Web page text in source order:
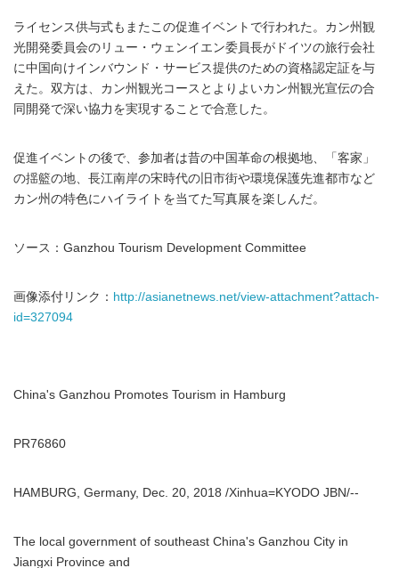
ライセンス供与式もまたこの促進イベントで行われた。カン州観
光開発委員会のリュー・ウェンイエン委員長がドイツの旅行会社
に中国向けインバウンド・サービス提供のための資格認定証を与
えた。双方は、カン州観光コースとよりよいカン州観光宣伝の合
同開発で深い協力を実現することで合意した。
促進イベントの後で、参加者は昔の中国革命の根拠地、「客家」
の揺籃の地、長江南岸の宋時代の旧市街や環境保護先進都市など
カン州の特色にハイライトを当てた写真展を楽しんだ。
ソース：Ganzhou Tourism Development Committee
画像添付リンク： http://asianetnews.net/view-attachment?attach-
id=327094
China's Ganzhou Promotes Tourism in Hamburg
PR76860
HAMBURG, Germany, Dec. 20, 2018 /Xinhua=KYODO JBN/--
The local government of southeast China's Ganzhou City in
Jiangxi Province and